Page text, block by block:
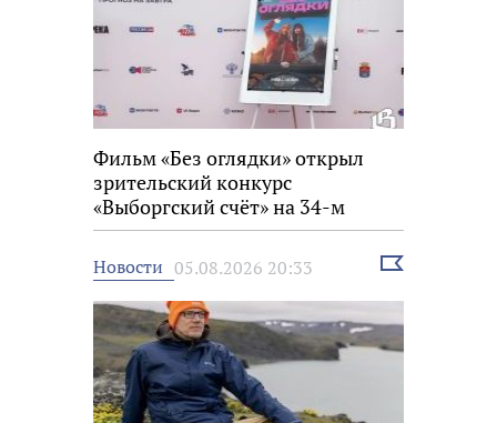
Фильм «Без оглядки» открыл
зрительский конкурс
«Выборгский счёт» на 34-м
фестивале «Окно в Европу»
Новости 05.08.2026 20:33
Выбрать